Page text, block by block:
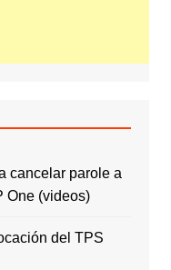
cancelar parole a
One (videos)
del TPS